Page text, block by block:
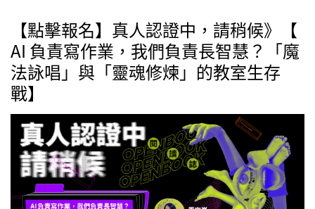
【點擊報名】真人認證中，請稍候》【
AI 負責寫作業，我們負責長智慧？「魔
法詠唱」與「靈魂修煉」的教室生存
戰】